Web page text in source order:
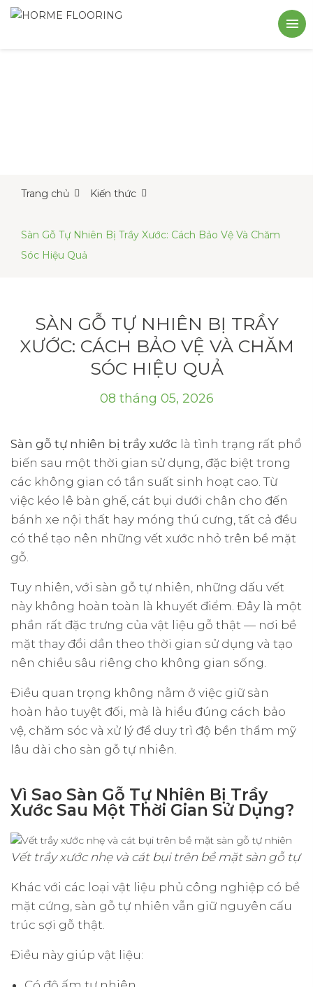
Trang chủ Kiến thức
Sàn Gỗ Tự Nhiên Bị Trầy Xước: Cách Bảo Vệ Và Chăm
Sóc Hiệu Quả
SÀN GỖ TỰ NHIÊN BỊ TRẦY
XƯỚC: CÁCH BẢO VỆ VÀ CHĂM
SÓC HIỆU QUẢ
08 tháng 05, 2026
Sàn gỗ tự nhiên bị trầy xước là tình trạng rất phổ
biến sau một thời gian sử dụng, đặc biệt trong
các không gian có tần suất sinh hoạt cao. Từ
việc kéo lê bàn ghế, cát bụi dưới chân cho đến
bánh xe nội thất hay móng thú cưng, tất cả đều
có thể tạo nên những vết xước nhỏ trên bề mặt
gỗ.
Tuy nhiên, với sàn gỗ tự nhiên, những dấu vết
này không hoàn toàn là khuyết điểm. Đây là một
phần rất đặc trưng của vật liệu gỗ thật — nơi bề
mặt thay đổi dần theo thời gian sử dụng và tạo
nên chiều sâu riêng cho không gian sống.
Điều quan trọng không nằm ở việc giữ sàn
hoàn hảo tuyệt đối, mà là hiểu đúng cách bảo
vệ, chăm sóc và xử lý để duy trì độ bền thẩm mỹ
lâu dài cho sàn gỗ tự nhiên.
Vì Sao Sàn Gỗ Tự Nhiên Bị Trầy
Xước Sau Một Thời Gian Sử Dụng?
Vết trầy xước nhẹ và cát bụi trên bề mặt sàn gỗ tự
Khác với các loại vật liệu phủ công nghiệp có bề
mặt cứng, sàn gỗ tự nhiên vẫn giữ nguyên cấu
trúc sợi gỗ thật.
Điều này giúp vật liệu: